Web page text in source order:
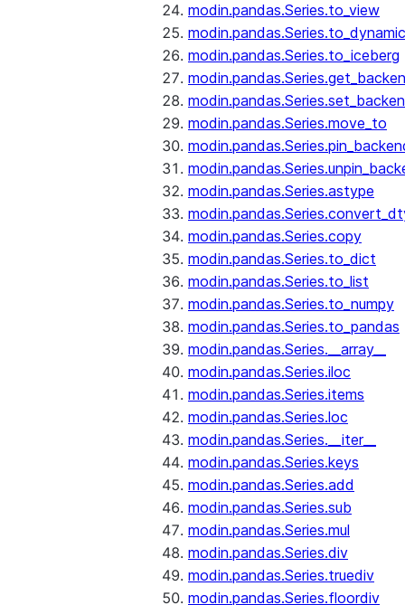
modin.pandas.Series.to_view
modin.pandas.Series.to_iceberg
modin.pandas.Series.move_to
modin.pandas.Series.astype
modin.pandas.Series.copy
modin.pandas.Series.to_dict
modin.pandas.Series.to_list
modin.pandas.Series.to_numpy
modin.pandas.Series.to_pandas
modin.pandas.Series.__array__
modin.pandas.Series.iloc
modin.pandas.Series.items
modin.pandas.Series.loc
modin.pandas.Series.__iter__
modin.pandas.Series.keys
modin.pandas.Series.add
modin.pandas.Series.sub
modin.pandas.Series.mul
modin.pandas.Series.div
modin.pandas.Series.truediv
modin.pandas.Series.floordiv